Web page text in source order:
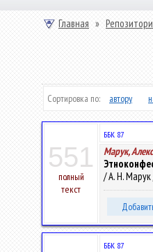
Главная »
Сортировка по: автору
551
полный
текст
ББК 87
Марук,
/ А. Н. Марук
ББК 87